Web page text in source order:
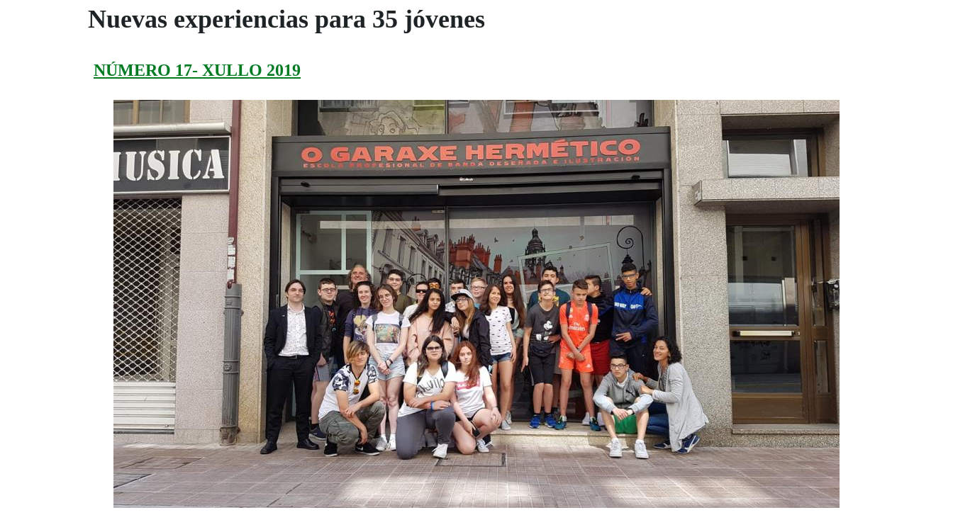
Nuevas experiencias para 35 jóvenes
NÚMERO 17- XULLO 2019